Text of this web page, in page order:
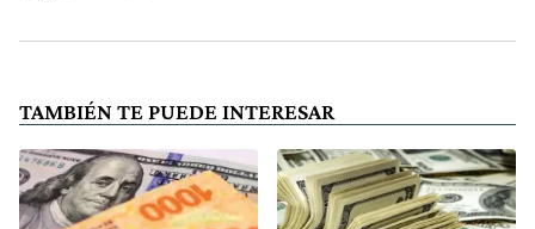
TAMBIÉN TE PUEDE INTERESAR